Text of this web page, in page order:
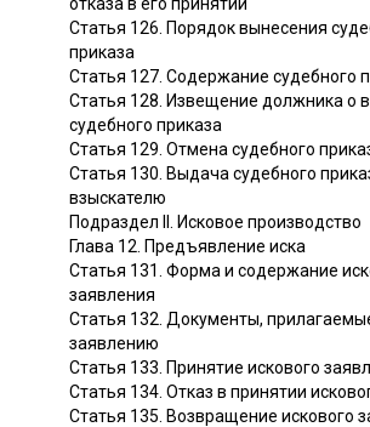
Статья 126. Порядок вынесения
приказа
Статья 127. Содержание судебного
Статья 128. Извещение должника о
судебного приказа
Статья 129. Отмена судебного
Статья 130. Выдача судебного
взыскателю
Подраздел II. Исковое производство
Глава 12. Предъявление иска
Статья 131. Форма и содержание
заявления
Статья 132. Документы,
заявлению
Статья 133. Принятие искового
Статья 134. Отказ в принятии
Статья 135. Возвращение искового